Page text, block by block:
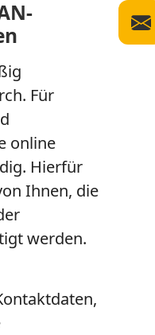
Für
online
Hierfür
Ihnen, die
werden.